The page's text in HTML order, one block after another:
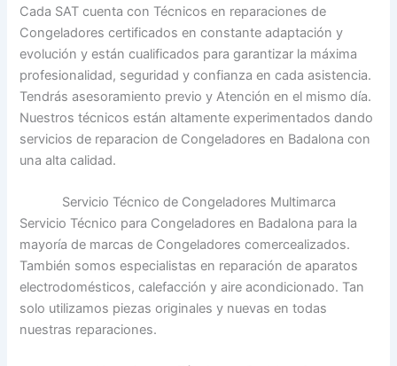
Cada SAT cuenta con Técnicos en reparaciones de
Congeladores certificados en constante adaptación y
evolución y están cualificados para garantizar la máxima
profesionalidad, seguridad y confianza en cada asistencia.
Tendrás asesoramiento previo y Atención en el mismo día.
Nuestros técnicos están altamente experimentados dando
servicios de reparacion de Congeladores en Badalona con
una alta calidad.
Servicio Técnico de Congeladores Multimarca
Servicio Técnico para Congeladores en Badalona para la
mayoría de marcas de Congeladores comercealizados.
También somos especialistas en reparación de aparatos
electrodomésticos, calefacción y aire acondicionado. Tan
solo utilizamos piezas originales y nuevas en todas
nuestras reparaciones.